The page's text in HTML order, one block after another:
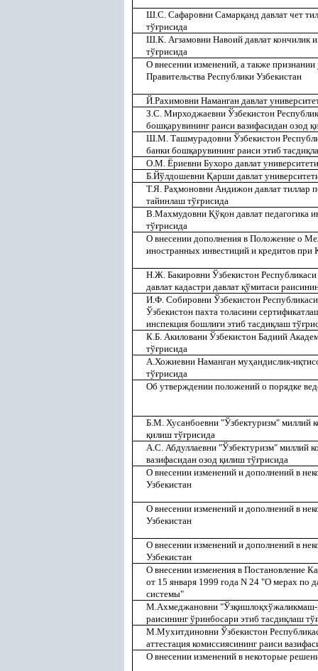
Ш.С. Сафаровни Самарқанд давлат чет
тўғрисида
Ш.К. Агзамовни Навоий давлат кончилик
тўғрисида
О внесении изменений, а также
Правительства Республики Узбекистан
Й.Рахимовни Наманган давлат
З.С. Мирходжаевни Ўзбекистон
бошқарувининг раиси вазифасидан озод қ
Ш.М. Ташмурадовни Ўзбекистон
банки бошқарувининг раиси этиб тасдиқ
О.М. Ёриевни Бухоро давлат
Б.Йўлдошевни Қарши давлат
Т.Я. Раҳмоновни Андижон давлат тиллар
тайинлаш тўғрисида
В.Махмудовни Қўқон давлат педагогика
тўғрисида
О внесении дополнения в Положение о
иностранных инвестиций и кредитов при
Н.Ж. Бакировни Ўзбекистон Республикаси
давлат кадастри давлат қўмитаси
И.Ф. Собировни Ўзбекистон
Ўзбекистон пахта толасини
инспекция бошлиғи этиб тасдиқлаш тўғ
К.Б. Акиловани Ўзбекистон Бадиий
тўғрисида
А.Хожиевни Наманган муҳандислик-иқ
тўғрисида
Об утверждении положений о порядке
Б.М. Хусанбоевни "Ўзбектуризм" миллий
қилиш тўғрисида
А.С. Абдуллаевни "Ўзбектуризм" миллий
вазифасидан озод қилиш тўғрисида
О внесении изменений и дополнений в
Узбекистан
О внесении изменений и дополнений в
Узбекистан
О внесении изменений и дополнений в
Узбекистан
О внесении изменения в Постановление
от 15 января 1999 года N 24 "О мерах по
системы"
М.Ахмеджановни "Ўзқишлоқхўжаликмаш-
раисининг ўринбосари этиб тасдиқлаш тўғ
М.Мухитдиновни Ўзбекистон
аттестация комиссиясининг раиси
О внесении изменений в некоторые